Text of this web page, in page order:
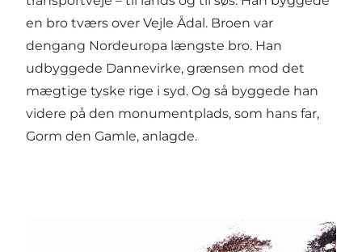
en bro tværs over Vejle Ådal. Broen var
dengang Nordeuropa længste bro. Han
udbyggede Dannevirke, grænsen mod det
mægtige tyske rige i syd. Og så byggede han
videre på den monumentplads, som hans far,
Gorm den Gamle, anlagde.